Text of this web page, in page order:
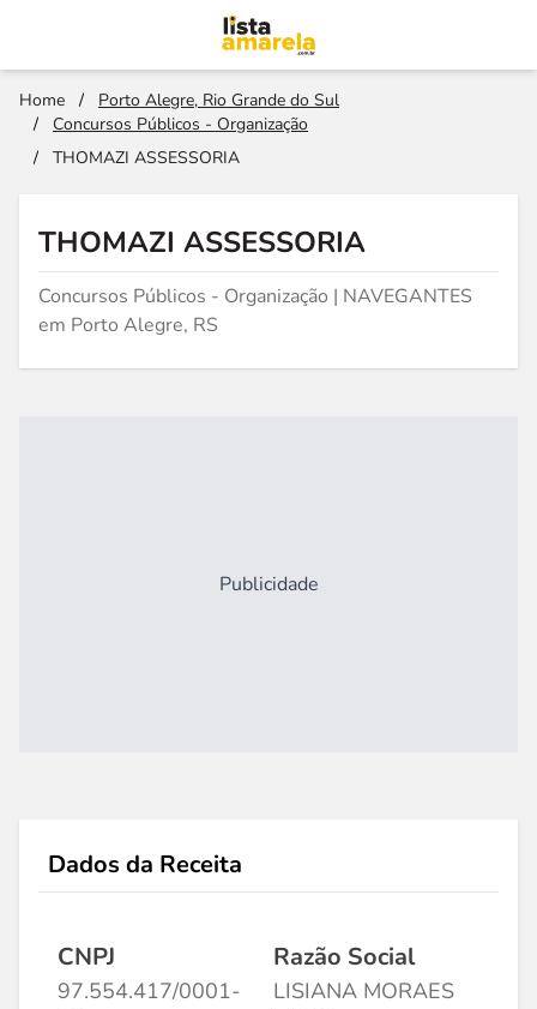
Home /
Porto Alegre, Rio Grande do Sul
/
Concursos Públicos - Organização
/
THOMAZI ASSESSORIA
THOMAZI ASSESSORIA
Concursos Públicos - Organização | NAVEGANTES
em Porto Alegre, RS
Publicidade
Dados da Receita
CNPJ
97.554.417/0001-
Razão Social
LISIANA MORAES